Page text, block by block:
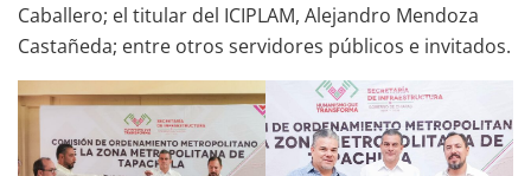
Caballero; el titular del ICIPLAM, Alejandro Mendoza
Castañeda; entre otros servidores públicos e invitados.